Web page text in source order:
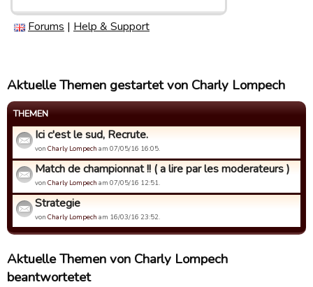
Forums | Help & Support
Aktuelle Themen gestartet von Charly Lompech
THEMEN
Ici c'est le sud, Recrute.
von Charly Lompech am 07/05/16 16:05.
Match de championnat !! ( a lire par les moderateurs )
von Charly Lompech am 07/05/16 12:51.
Strategie
von Charly Lompech am 16/03/16 23:52.
Aktuelle Themen von Charly Lompech
beantwortetet